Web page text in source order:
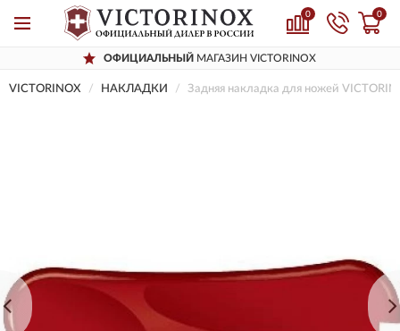
0 0
ОФИЦИАЛЬНЫЙ МАГАЗИН VICTORINOX
VICTORINOX НАКЛАДКИ Задняя накладка для ножей